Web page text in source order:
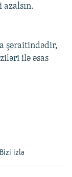
şəraitindədir,
ilə əsas
Bizi izlə